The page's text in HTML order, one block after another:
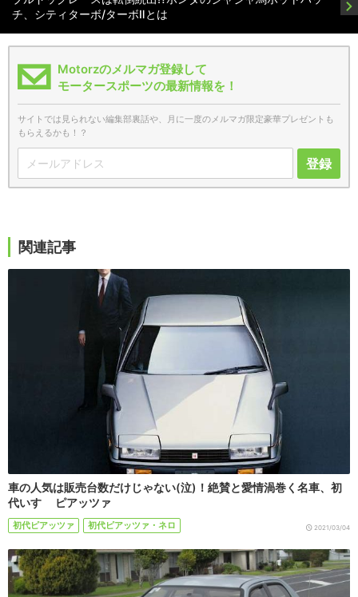
チ、シティターボ/ターボⅡとは
Motorzのメルマガ登録して
モータースポーツの最新情報を！
サイトでは見られない編集部裏話や、月に一度のメルマガ限定豪華プレゼントも
もらえるかも！？
登録
関連記事
車の人気は販売台数だけじゃない(泣)！絶賛と愛情渦巻く名車、初
代いすゞ ピアッツァ
初代ピアッツァ 初代ピアッツァ・ネロ 2021/03/04